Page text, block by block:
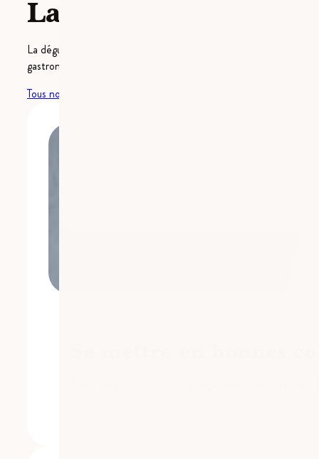
La dégustation du
La dégustation du vin se prépare et se vit comme une véritable
gastronomique privilégié. Voici tous nos conseils pour profiter
Tous nos conseils